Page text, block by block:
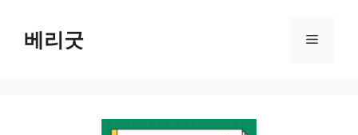
베리굿 메